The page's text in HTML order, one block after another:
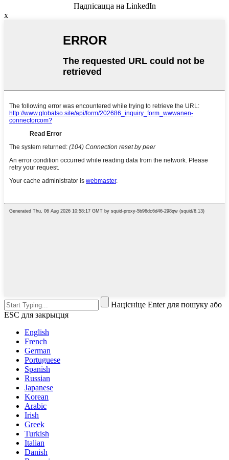
Падпісацца на LinkedIn
x
Націсніце Enter для пошуку або
ESC для закрыцця
English
French
German
Portuguese
Spanish
Russian
Japanese
Korean
Arabic
Irish
Greek
Turkish
Italian
Danish